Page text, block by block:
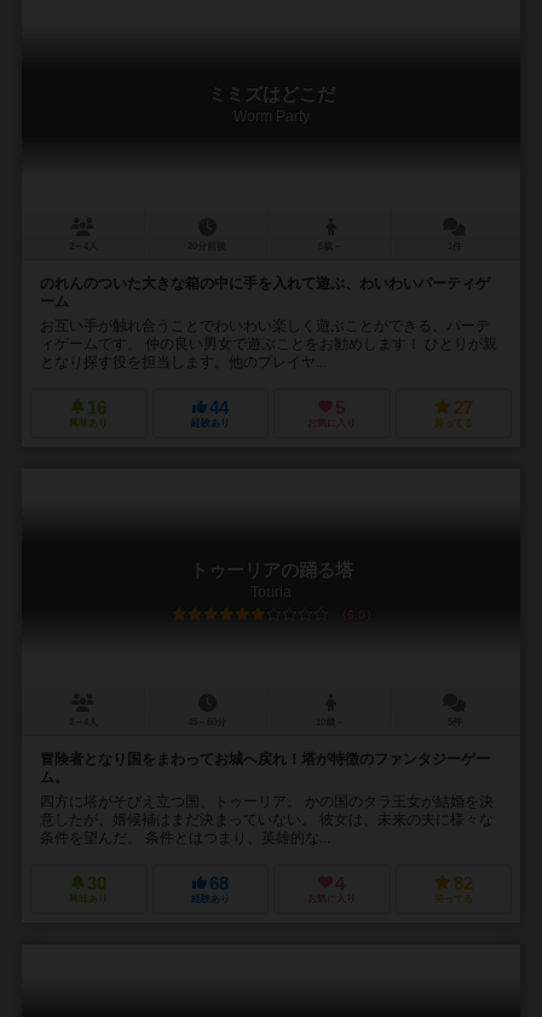
ミミズはどこだ
Worm Party
のれんのついた大きな箱の中に手を入れて遊ぶ、わいわいパーティゲ
ーム
お互い手が触れ合うことでわいわい楽しく遊ぶことができる、パーテ
ィゲームです。 仲の良い男女で遊ぶことをお勧めします！ ひとりが親
となり探す役を担当します。他のプレイヤ...
16
興味あり
44
経験あり
5
お気に入り
27
持ってる
トゥーリアの踊る塔
Touria
6.0
冒険者となり国をまわってお城へ戻れ！塔が特徴のファンタジーゲー
ム。
四方に塔がそびえ立つ国、トゥーリア。 かの国のタラ王女が結婚を決
意したが、婿候補はまだ決まっていない。 彼女は、未来の夫に様々な
条件を望んだ。 条件とはつまり、英雄的な...
30
興味あり
68
経験あり
4
お気に入り
82
持ってる